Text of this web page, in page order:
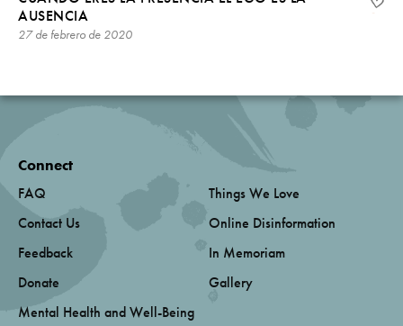
AUSENCIA
27 de febrero de 2020
Connect
FAQ
Contact Us
Feedback
Donate
Mental Health and Well-Being
Things We Love
Online Disinformation
In Memoriam
Gallery